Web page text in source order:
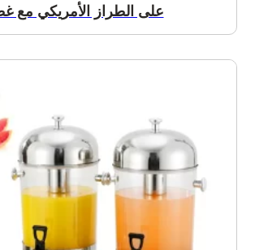
على الطراز الأمريكي مع